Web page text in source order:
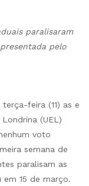
paralisaram
pelo
feira (11) as e
(UEL)
voto
semana de
paralisam as
15 de março.